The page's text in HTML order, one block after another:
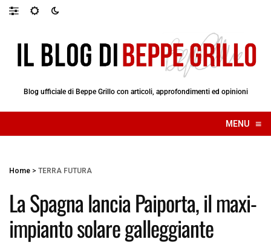
Blog ufficiale di Beppe Grillo con articoli, approfondimenti ed opinioni
MENU ≡
☰
Home > TERRA FUTURA
La Spagna lancia Paiporta, il maxi-
impianto solare galleggiante